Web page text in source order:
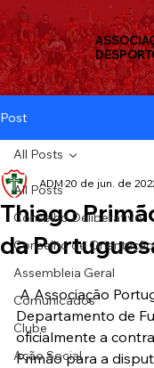
Post
All Posts
Conselho Deliberativo
Conselho de
Assembleia Geral
Comunicados
Clube
Ação Social
All Posts
Thiago
da
ADM 20 de jun. de
A Associação Portuguesa de Desportos e seu
Departamento de
oficialmente a
Primão para a